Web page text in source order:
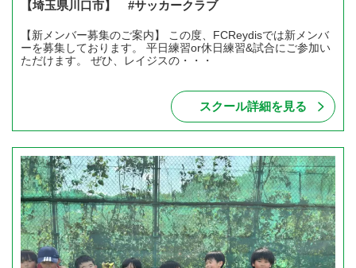
【埼玉県川口市】 #サッカークラブ
【新メンバー募集のご案内】 この度、FCReydisでは新メンバ
ーを募集しております。 平日練習or休日練習&試合にご参加い
ただけます。 ぜひ、レイジスの・・・
スクール詳細を見る